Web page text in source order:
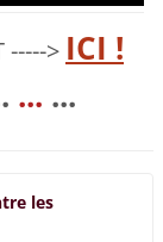
-----> ICI !
... ...
les